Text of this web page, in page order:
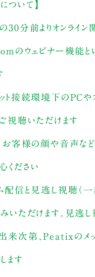
ついて】
30分前よりオンライン
のウェビナー機能と
ット接続環境下のPCや
ご視聴いただけます
、お客様の顔や音声な
ください
ム配信と見逃し視聴（
みいただけます。見逃し
来次第、Peatixのメ
ます